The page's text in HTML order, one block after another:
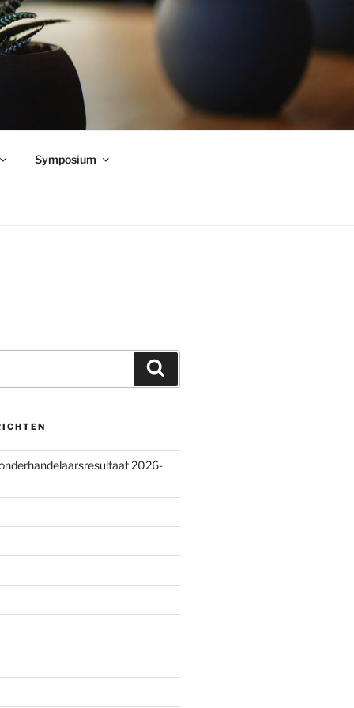
Symposium
2026-